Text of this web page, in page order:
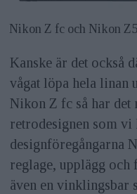
Nikon Z fc och Nikon
Kanske är det också
vågat löpa hela linan
Nikon Z fc så har det
retrodesignen som vi
designföregångarna
reglage, upplägg
även en vinklingsbar